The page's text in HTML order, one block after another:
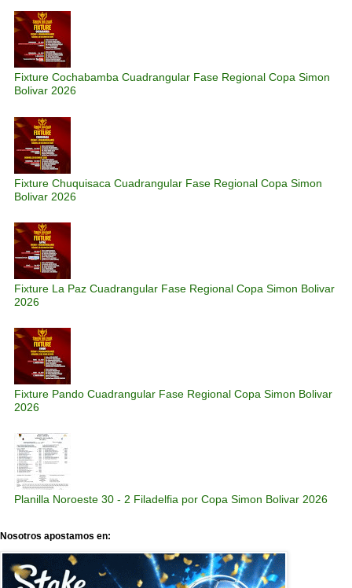
Fixture Cochabamba Cuadrangular Fase Regional Copa Simon
Bolivar 2026
Fixture Chuquisaca Cuadrangular Fase Regional Copa Simon
Bolivar 2026
Fixture La Paz Cuadrangular Fase Regional Copa Simon Bolivar
2026
Fixture Pando Cuadrangular Fase Regional Copa Simon Bolivar
2026
Planilla Noroeste 30 - 2 Filadelfia por Copa Simon Bolivar 2026
Nosotros apostamos en: